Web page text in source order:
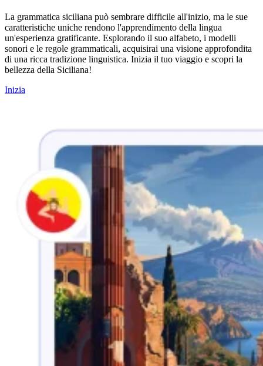
La grammatica siciliana può sembrare difficile all'inizio, ma le sue
caratteristiche uniche rendono l'apprendimento della lingua
un'esperienza gratificante. Esplorando il suo alfabeto, i modelli
sonori e le regole grammaticali, acquisirai una visione approfondita
di una ricca tradizione linguistica. Inizia il tuo viaggio e scopri la
bellezza della Siciliana!
Inizia